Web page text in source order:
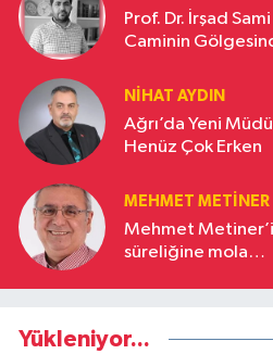
Prof. Dr. İrşad
Caminin
NIHAT AYDIN
Ağrı’da Yeni
Henüz Çok Erken
MEHMET METINER
Mehmet
süreliğine mola…
Yükleniyor...